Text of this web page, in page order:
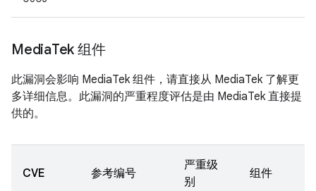
MediaTek 组件
此漏洞会影响 MediaTek 组件，请直接从 MediaTek 了解更
多详细信息。此漏洞的严重程度评估是由 MediaTek 直接提
供的。
CVE 参考编号
严重级
别
组件